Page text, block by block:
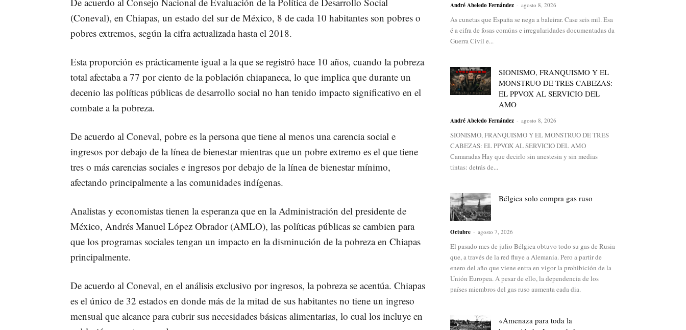
(Coneval), en Chiapas, un estado del sur de México, 8 de cada 10 habitantes son pobres o
pobres extremos, según la cifra actualizada hasta el 2018.
Esta proporción es prácticamente igual a la que se registró hace 10 años, cuando la pobreza
total afectaba a 77 por ciento de la población chiapaneca, lo que implica que durante un
decenio las políticas públicas de desarrollo social no han tenido impacto significativo en el
combate a la pobreza.
De acuerdo al Coneval, pobre es la persona que tiene al menos una carencia social e
ingresos por debajo de la línea de bienestar mientras que un pobre extremo es el que tiene
tres o más carencias sociales e ingresos por debajo de la línea de bienestar mínimo,
afectando principalmente a las comunidades indígenas.
Analistas y economistas tienen la esperanza que en la Administración del presidente de
México, Andrés Manuel López Obrador (AMLO), las políticas públicas se cambien para
que los programas sociales tengan un impacto en la disminución de la pobreza en Chiapas
principalmente.
De acuerdo al Coneval, en el análisis exclusivo por ingresos, la pobreza se acentúa. Chiapas
es el único de 32 estados en donde más de la mitad de sus habitantes no tiene un ingreso
mensual que alcance para cubrir sus necesidades básicas alimentarias, lo cual los incluye en
André Abeledo Fernández - agosto 8, 2026
As cunetas que España se nega a baleirar. Case seis mil. Esa
é a cifra de fosas comúns e irregularidades documentadas da
Guerra Civil e...
SIONISMO, FRANQUISMO Y EL
MONSTRUO DE TRES CABEZAS:
EL PPVOX AL SERVICIO DEL
AMO
André Abeledo Fernández - agosto 8, 2026
SIONISMO, FRANQUISMO Y EL MONSTRUO DE TRES
CABEZAS: EL PPVOX AL SERVICIO DEL AMO
Camaradas Hay que decirlo sin anestesia y sin medias
tintas: detrás de...
Bélgica solo compra gas ruso
Octubre - agosto 7, 2026
El pasado mes de julio Bélgica obtuvo todo su gas de Rusia
que, a través de la red fluye a Alemania. Pero a partir de
enero del año que viene entra en vigor la prohibición de la
Unión Europea. A pesar de ello, la dependencia de los
países miembros del gas ruso aumenta cada dia.
«Amenaza para toda la